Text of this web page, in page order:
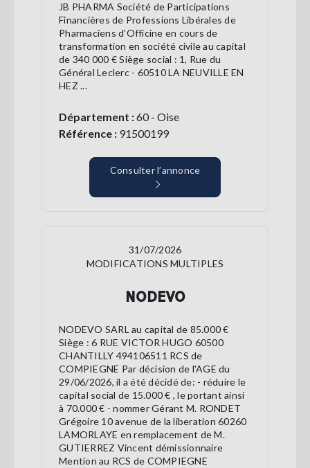
JB PHARMA Société de Participations
Financières de Professions Libérales de
Pharmaciens d’Officine en cours de
transformation en société civile au capital
de 340 000 € Siège social : 1, Rue du
Général Leclerc - 60510 LA NEUVILLE EN
HEZ ...
Département :60 - Oise
Référence : 91500199
Consulter l’annonce
31/07/2026
MODIFICATIONS MULTIPLES
NODEVO
NODEVO SARL au capital de 85.000 €
Siège : 6 RUE VICTOR HUGO 60500
CHANTILLY 494106511 RCS de
COMPIEGNE Par décision de l'AGE du
29/06/2026, il a été décidé de: - réduire le
capital social de 15.000 € , le portant ainsi
à 70.000 € - nommer Gérant M. RONDET
Grégoire 10 avenue de la liberation 60260
LAMORLAYE en remplacement de M.
GUTIERREZ Vincent démissionnaire
Mention au RCS de COMPIEGNE